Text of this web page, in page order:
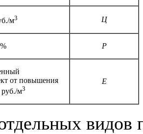
м3 Ц
Р
от повышения
руб./м3
Е
видов